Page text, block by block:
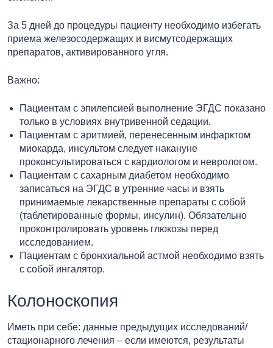
За 5 дней до процедуры пациенту необходимо избегать
приема железосодержащих и висмутсодержащих
препаратов, активированного угля.
Важно:
Пациентам с эпилепсией выполнение ЭГДС показано
только в условиях внутривенной седации.
Пациентам с аритмией, перенесенным инфарктом
миокарда, инсультом следует накануне
проконсультироваться с кардиологом и неврологом.
Пациентам с сахарным диабетом необходимо
записаться на ЭГДС в утренние часы и взять
принимаемые лекарственные препараты с собой
(таблетированные формы, инсулин). Обязательно
проконтролировать уровень глюкозы перед
исследованием.
Пациентам с бронхиальной астмой необходимо взять
с собой ингалятор.
Колоноскопия
Иметь при себе: данные предыдущих исследований/
стационарного лечения – если имеются, результаты